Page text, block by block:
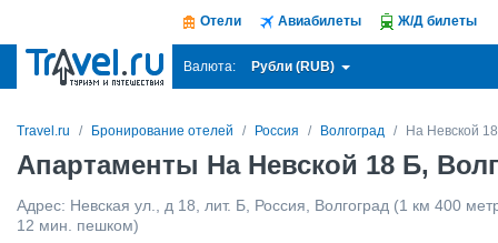
Отели Авиабилеты Ж/Д билеты
Валюта: Рубли (RUB)
Travel.ru Бронирование отелей Россия Волгоград На Невской
Апартаменты На Невской 18 Б,
Адрес: Невская ул., д 18, лит. Б Россия Волгоград (1 км 400
12 мин. пешком)